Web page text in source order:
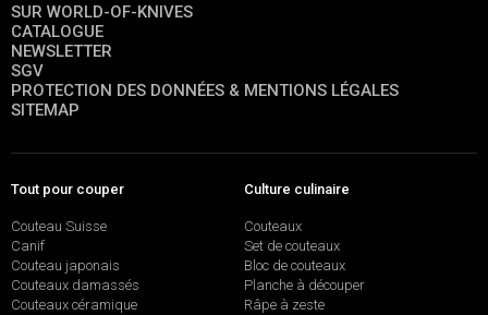
SUR WORLD-OF-KNIVES
CATALOGUE
NEWSLETTER
SGV
PROTECTION DES DONNÉES & MENTIONS LÉGALES
SITEMAP
Tout pour couper
Couteau Suisse
Canif
Couteau japonais
Couteaux damassés
Couteaux céramique
Culture culinaire
Couteaux
Set de couteaux
Bloc de couteaux
Planche à découper
Râpe à zeste